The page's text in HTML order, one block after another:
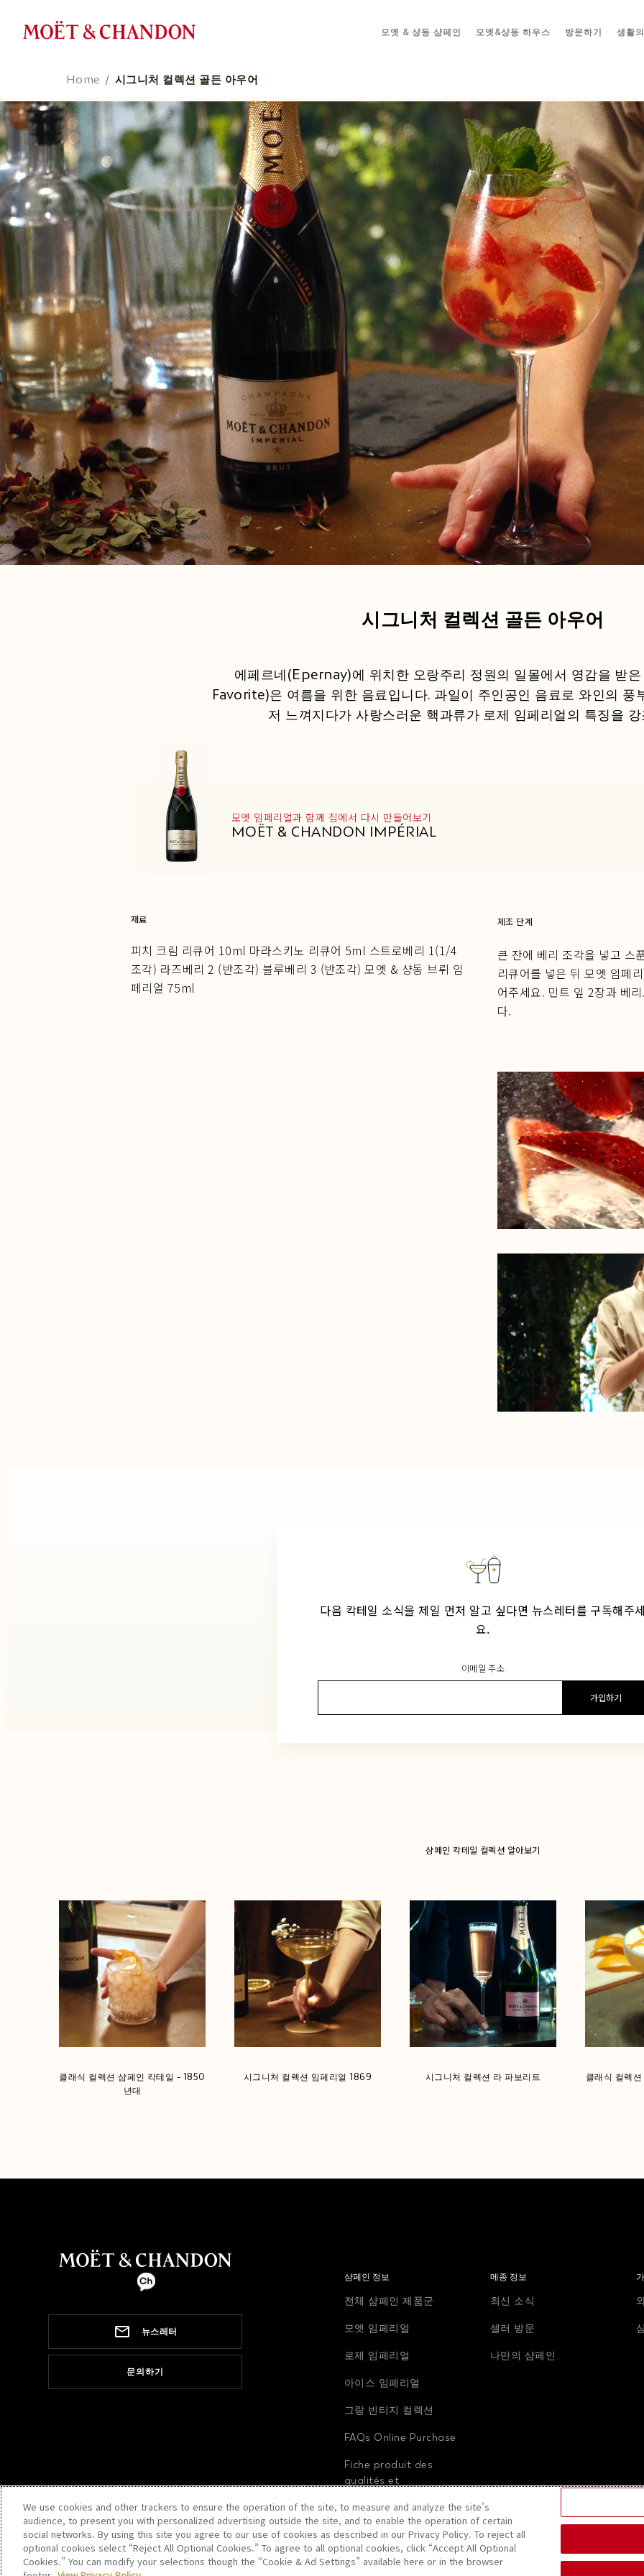
로
건
너
뛰
기
모엣 & 샹동 샴페인 모엣&샹동 하우스 방문하기 생활
Home 시그니처 컬렉션 골든 아우어
시그니처 컬렉션 골든 아우어
에페르네(Epernay)에 위치한 오랑주리 정원의 일몰에서 영감을 받
Favorite)은 여름을 위한 음료입니다. 과일이 주인공인 음료로 와인의 풍
저 느껴지다가 사랑스러운 핵과류가 로제 임페리얼의 특징을
모엣 임페리얼과 함께 집에서 다시 만들어보기
MOËT & CHANDON IMPÉRIAL
재료
피치 크림 리큐어 10ml 마라스키노 리큐어 5ml 스트로베리 1(1/4
조각) 라즈베리 2 (반조각) 블루베리 3 (반조각) 모엣 & 샹동 브뤼 임
페리얼 75ml
제조 단계
큰 잔에 베리 조각을 넣고 스
리큐어를 넣은 뒤 모엣 임페
어주세요. 민트 잎 2장과 베
다.
다음 칵테일 소식을 제일 먼저 알고 싶다면 뉴스레터를 구독해주
요.
이메일 주소
샴페인 칵테일 컬렉션 알아보기
클래식 컬렉션 샴페인 칵테일 - 1850
년대
시그니처 컬렉션 임페리얼 1869 시그니처 컬렉션 라 파보리트 클래식 컬렉
뉴스레터
문의하기
샴페인 정보
전체 샴페인 제품군
모엣 임페리얼
로제 임페리얼
아이스 임페리얼
그랑 빈티지 컬렉션
FAQs Online Purchase
Fiche produit des
qualités et
environnementales
메종 정보
최신 소식
셀러 방문
나만의 샴페인
모엣 & 샹동은 책임 있는 음주문화를 응원합니다
We use cookies and other trackers to ensure the operation of the site, to measure and analyze the site’s
audience, to present you with personalized advertising outside the site, and to enable the operation of certain
social networks. By using this site you agree to our use of cookies as described in our Privacy Policy. To reject all
optional cookies select “Reject All Optional Cookies.” To agree to all optional cookies, click “Accept All Optional
Cookies.” You can modify your selections though the “Cookie & Ad Settings” available here or in the browser